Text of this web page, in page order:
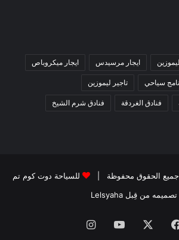
ايجار مرسيدس ايجار ميكروباص
سياحي تاجير ليموزين
فنادق الغردقة فنادق شرم الشيخ
للسياحة دوت كوم تم
تصميمه من قِبل Lelsyaha
فيسبوك ‫YouTube